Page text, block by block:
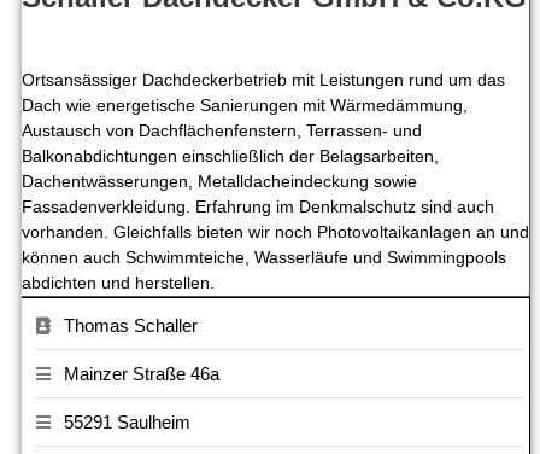
Ortsansässiger Dachdeckerbetrieb mit Leistungen rund um das
Dach wie energetische Sanierungen mit Wärmedämmung,
Austausch von Dachflächenfenstern, Terrassen- und
Balkonabdichtungen einschließlich der Belagsarbeiten,
Dachentwässerungen, Metalldacheindeckung sowie
Fassadenverkleidung. Erfahrung im Denkmalschutz sind auch
vorhanden. Gleichfalls bieten wir noch Photovoltaikanlagen an und
können auch Schwimmteiche, Wasserläufe und Swimmingpools
abdichten und herstellen.
Thomas Schaller
Mainzer Straße 46a
55291 Saulheim